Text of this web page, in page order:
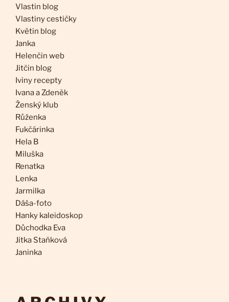
Vlastin blog
Vlastiny cestičky
Květin blog
Janka
Helenčin web
Jitčin blog
Iviny recepty
Ivana a Zdeněk
Ženský klub
Růženka
Fukčárinka
Hela B
Miluška
Renatka
Lenka
Jarmilka
Dáša-foto
Hanky kaleidoskop
Důchodka Eva
Jitka Staňková
Janinka